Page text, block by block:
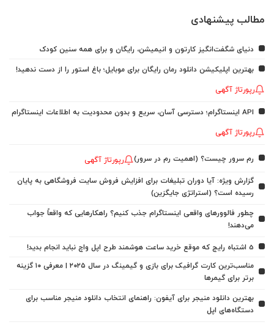
مطالب پیشنهادی
دنیای شگفت‌انگیز کارتون و انیمیشن، رایگان و برای همه سنین کودک
بهترین اپلیکیشن دانلود رمان رایگان برای موبایل؛ باغ استور را از دست ندهید!
رپورتاژ آگهی
API اینستاگرام؛ دسترسی آسان، سریع و بدون محدودیت به اطلاعات اینستاگرام
رپورتاژ آگهی
رم سرور چیست؟ (اهمیت رم در سرور) رپورتاژ آگهی
گزارش ویژه: آیا دوران تبلیغات برای افزایش فروش سایت فروشگاهی به پایان
رسیده است؟ (استراتژی جایگزین)
چطور فالوورهای واقعی اینستاگرام جذب کنیم؟ راهکارهایی که واقعاً جواب
می‌دهند!
5 اشتباه رایج که موقع خرید ساعت هوشمند طرح اپل واچ نباید انجام بدید!
مناسب‌ترین کارت گرافیک برای بازی و گیمینگ در سال ۲۰۲۵ | معرفی ۱۰ گزینه
برتر برای گیمرها
بهترین دانلود منیجر برای آیفون: راهنمای انتخاب دانلود منیجر مناسب برای
دستگاه‌های اپل